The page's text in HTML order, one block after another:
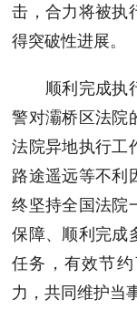
击，合力将被执
得突破性进展。
顺利完成执行
警对灞桥区法院
法院异地执行工
路途遥远等不利
终坚持全国法院
保障、顺利完成
任务，有效节
力，共同维护当